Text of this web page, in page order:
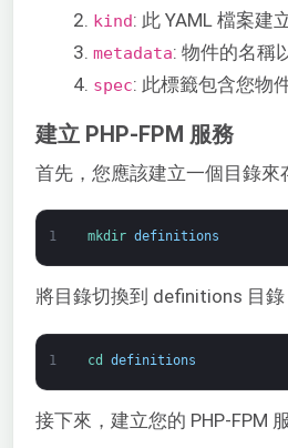
kind: 此 YAML 檔案建
metadata: 物件的名稱
spec: 此標籤包含您物
建立 PHP-FPM 服務
首先，您應該建立一個目錄來
1 mkdir definitions
將目錄切換到 definitions 目錄
1 cd definitions
接下來，建立您的 PHP-FPM